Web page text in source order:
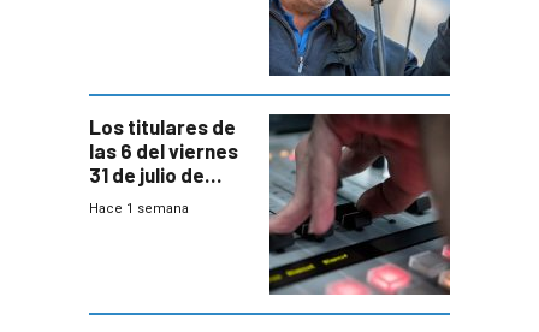
Los titulares de
las 6 del viernes
31 de julio de
2026
Hace 1 semana